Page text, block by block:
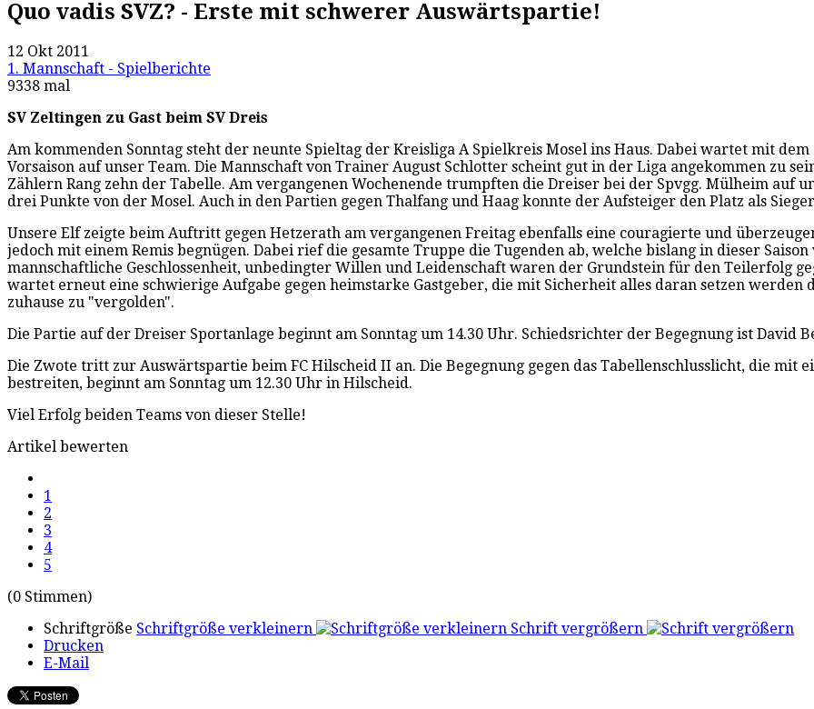
Quo vadis SVZ? - Erste mit schwerer Auswärtspartie!
12 Okt 2011
1. Mannschaft - Spielberichte
9338 mal
SV Zeltingen zu Gast beim SV Dreis
Am kommenden Sonntag steht der neunte Spieltag der Kreisliga A Spielkreis Mosel ins Haus. Dabei wartet mit
Vorsaison auf unser Team. Die Mannschaft von Trainer August Schlotter scheint gut in der Liga angekommen zu
Zählern Rang zehn der Tabelle. Am vergangenen Wochenende trumpften die Dreiser bei der Spvgg. Mülheim auf
drei Punkte von der Mosel. Auch in den Partien gegen Thalfang und Haag konnte der Aufsteiger den Platz als
Unsere Elf zeigte beim Auftritt gegen Hetzerath am vergangenen Freitag ebenfalls eine couragierte und
jedoch mit einem Remis begnügen. Dabei rief die gesamte Truppe die Tugenden ab, welche bislang in dieser
mannschaftliche Geschlossenheit, unbedingter Willen und Leidenschaft waren der Grundstein für den Teilerfolg
wartet erneut eine schwierige Aufgabe gegen heimstarke Gastgeber, die mit Sicherheit alles daran setzen werden
zuhause zu "vergolden".
Die Partie auf der Dreiser Sportanlage beginnt am Sonntag um 14.30 Uhr. Schiedsrichter der Begegnung ist David
Die Zwote tritt zur Auswärtspartie beim FC Hilscheid II an. Die Begegnung gegen das Tabellenschlusslicht, die mit
bestreiten, beginnt am Sonntag um 12.30 Uhr in Hilscheid.
Viel Erfolg beiden Teams von dieser Stelle!
Artikel bewerten
1
2
3
4
5
(0 Stimmen)
Schriftgröße Schriftgröße verkleinern
Schrift vergrößern
Drucken
E-Mail